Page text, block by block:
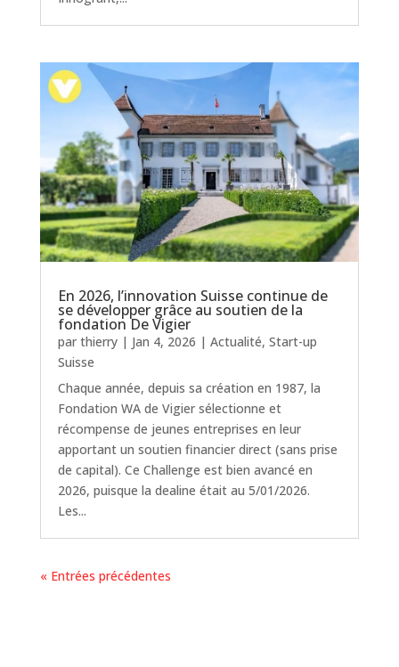
En 2026, l’innovation Suisse continue de
se développer grâce au soutien de la
fondation De Vigier
par thierry| Jan 4, 2026 | Actualité, Start-up
Suisse
Chaque année, depuis sa création en 1987, la
Fondation WA de Vigier sélectionne et
récompense de jeunes entreprises en leur
apportant un soutien financier direct (sans prise
de capital). Ce Challenge est bien avancé en
2026, puisque la dealine était au 5/01/2026.
Les...
« Entrées précédentes